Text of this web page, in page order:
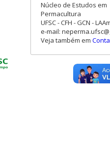
Núcleo de Estudos em
Permacultura
UFSC - CFH - GCN -
e-mail:
Veja também em